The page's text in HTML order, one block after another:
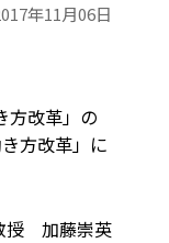
年11月06日
方改革」の
方改革」に
授 加藤崇英